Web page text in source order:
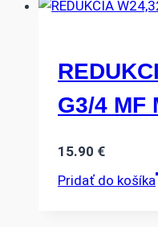
G3/4 MF
15.90 €
Pridať do košíka